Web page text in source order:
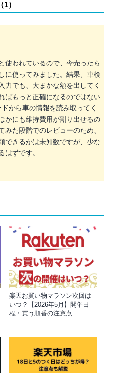
1）
使われているので、今売ったら
に使ってみました。結果、車検
力でも、大まかな額を出してく
ばもっと正確になるのではない
から車の情報を読み取ってく
かにも維持費用が割り出せるの
みた段階でのレビューのため、
できるかは未知数ですが、少な
はずです。
楽天お買い物マラソン次回は
いつ？【2026年5月】開催日
程・買う順番の注意点